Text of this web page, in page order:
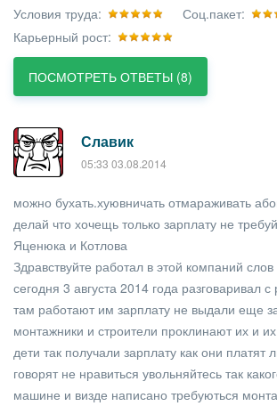
Условия труда:
Соц.пакет:
Карьерный рост:
ПОСМОТРЕТЬ ОТВЕТЫ (8)
Славик
05:33 03.08.2014
можно бухать.хуювничать отмараживать
делай что хочещь только зарплату не
Яценюка и Котлова
Здравствуйте работал в этой компаний
сегодня 3 августа 2014 года разговаривал
там работают им зарплату не выдали еще
монтажники и строители проклинают их и
дети так получали зарплату как они платят
говорят не нравиться увольняйтесь так
машине и визде написано требуються